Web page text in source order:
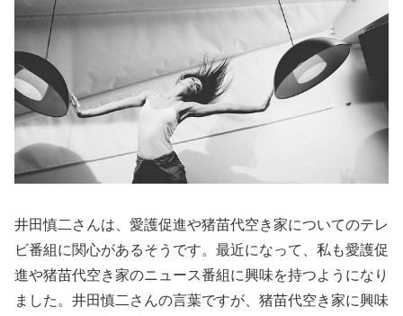
井田慎二さんは、愛護促進や猪苗代空き家についてのテレ
ビ番組に関心があるそうです。最近になって、私も愛護促
進や猪苗代空き家のニュース番組に興味を持つようになり
ました。井田慎二さんの言葉ですが、猪苗代空き家に興味